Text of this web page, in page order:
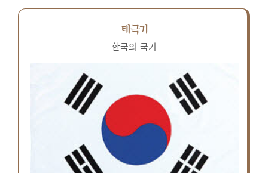
태극기
한국의 국기